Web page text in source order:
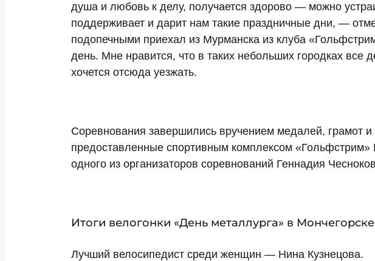
душа и любовь к делу, получается здорово — можно
поддерживает и дарит нам такие праздничные дни, —
подопечными приехал из Мурманска из клуба
день. Мне нравится, что в таких небольших городках все
хочется отсюда уезжать.
Соревнования завершились вручением медалей, грамот
предоставленные спортивным комплексом «Гольфстрим»
одного из организаторов соревнований Геннадия
Итоги велогонки «День металлурга» в Мончегорске
Лучший велосипедист среди женщин — Нина Кузнецова.